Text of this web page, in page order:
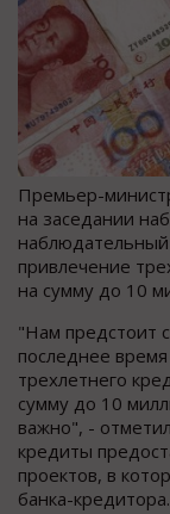
Премьер-
на заседании
привлечение
на сумму до 10
"Нам предстоит
последнее
трехлетнего
сумму до 10
важно", -
кредиты
проектов, в
банка-кредитора.